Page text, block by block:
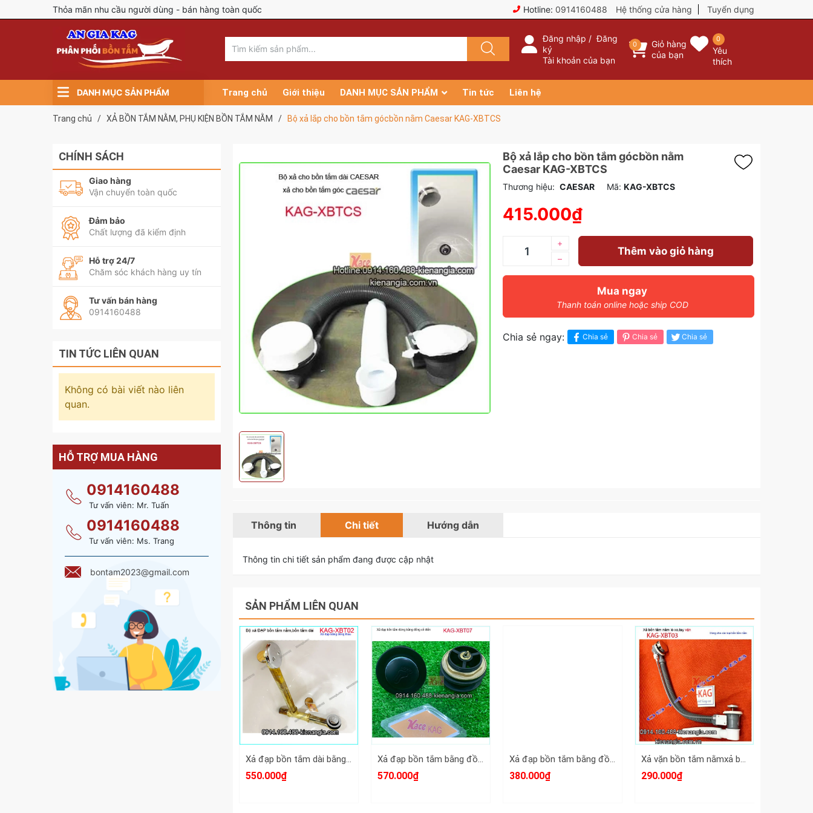
Thỏa mãn nhu cầu người dùng - bán hàng toàn quốc Hotline: 0914160488 Hệ thống cửa hàng Tuyển dụng
Đăng nhập /Đăng
ký
Tài khoản của bạn
0
Giỏ hàng
của bạn
0
Yêu
thích
DANH MỤC SẢN PHẨM Trang chủ Giới thiệu DANH MỤC SẢN PHẨM Tin tức Liên hệ
Trang chủ / XẢ BỒN TẮM NẰM, PHỤ KIỆN BỒN TẮM NẰM / Bộ xả lắp cho bồn tắm gócbồn nằm Caesar KAG-XBTCS
Bộ xả lắp cho bồn tắm gócbồn nằm
Caesar KAG-XBTCS
Thương hiệu: CAESAR Mã: KAG-XBTCS
415.000₫
–
+
Thêm vào giỏ hàng
Mua ngay
Thanh toán online hoặc ship COD
Chia sẻ ngay: Chia sẻ Chia sẻ Chia sẻ
Thông tin Chi tiết Hướng dẫn
Thông tin chi tiết sản phẩm đang được cập nhật
SẢN PHẨM LIÊN QUAN
Xả đạp bồn tắm dài bằng đồng KAG-XBT02
550.000₫
Xả đạp bồn tắm bằng đồng giả cổ màu đen KAG-XBT07
570.000₫
Xả đạp bồn tắm bằng đồng giả cổ KAG-XBT06
380.000₫
Xả vặn bồn tắm nằmxả bồn tắm dài lò xo KAG-XBT03
290.000₫
CHÍNH SÁCH
Giao hàng
Vận chuyển toàn quốc
Đảm bảo
Chất lượng đã kiểm định
Hỗ trợ 24/7
Chăm sóc khách hàng uy tín
Tư vấn bán hàng
0914160488
TIN TỨC LIÊN QUAN
Không có bài viết nào liên
quan.
HỖ TRỢ MUA HÀNG
0914160488
Tư vấn viên: Mr. Tuấn
0914160488
Tư vấn viên: Ms. Trang
bontam2023@gmail.com